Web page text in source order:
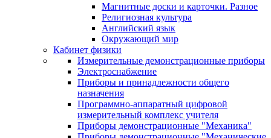
Магнитные доски и карточки. Разное
Религиозная культура
Английский язык
Окружающий мир
Кабинет физики
Измерительные демонстрационные приборы
Электроснабжение
Приборы и принадлежности общего
назначения
Программно-аппаратный цифровой
измерительный комплекс учителя
Приборы демонстрационные "Механика"